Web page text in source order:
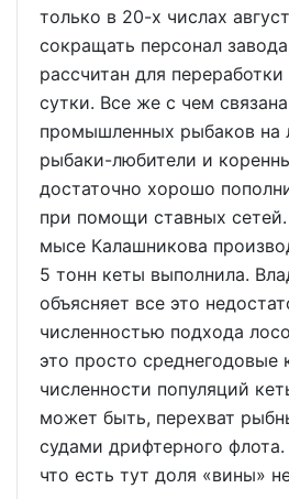
только в 20-х числах
сокращать персонал
рассчитан для
сутки. Все же с чем
промышленных рыбаков на
рыбаки-любители и
достаточно хорошо
при помощи ставных
мысе Калашникова
5 тонн кеты выполнила.
объясняет все это
численностью подхода
это просто среднегодовые
численности популяций
может быть, перехват
судами дрифтерного
что есть тут доля «вины»